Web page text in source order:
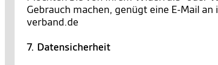
Gebrauch machen, genügt eine E-Mail an
verband.de
7. Datensicherheit